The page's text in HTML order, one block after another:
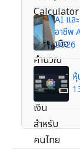
AI แล
อาชีพ
2026
หุ้